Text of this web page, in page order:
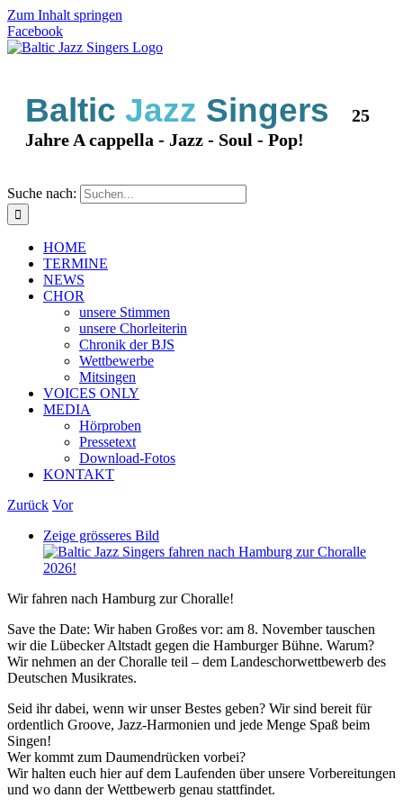
Zum Inhalt springen
Facebook
Baltic Jazz Singers 25
Jahre A cappella - Jazz - Soul - Pop!
Suche nach:
HOME
TERMINE
NEWS
CHOR
unsere Stimmen
unsere Chorleiterin
Chronik der BJS
Wettbewerbe
Mitsingen
VOICES ONLY
MEDIA
Hörproben
Pressetext
Download-Fotos
KONTAKT
Zurück Vor
Zeige grösseres Bild
Wir fahren nach Hamburg zur Choralle!
Save the Date: Wir haben Großes vor: am 8. November tauschen
wir die Lübecker Altstadt gegen die Hamburger Bühne. Warum?
Wir nehmen an der Choralle teil – dem Landeschorwettbewerb des
Deutschen Musikrates.
Seid ihr dabei, wenn wir unser Bestes geben? Wir sind bereit für
ordentlich Groove, Jazz-Harmonien und jede Menge Spaß beim
Singen!
Wer kommt zum Daumendrücken vorbei?
Wir halten euch hier auf dem Laufenden über unsere Vorbereitungen
und wo dann der Wettbewerb genau stattfindet.